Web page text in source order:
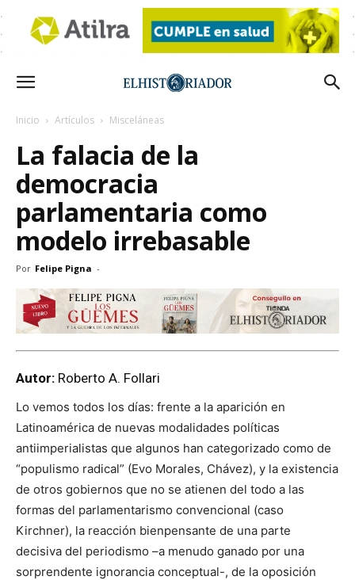
Inicio Artículos Misceláneas
La falacia de la
democracia
parlamentaria como
modelo irrebasable
Por Felipe Pigna -
Autor: Roberto A. Follari
Lo vemos todos los días: frente a la aparición en
Latinoamérica de nuevas modalidades políticas
antiimperialistas que algunos han categorizado como de
“populismo radical” (Evo Morales, Chávez), y la existencia
de otros gobiernos que no se atienen del todo a las
formas del parlamentarismo convencional (caso
Kirchner), la reacción bienpensante de una parte
decisiva del periodismo –a menudo ganado por una
sorprendente ignorancia conceptual-, de la oposición